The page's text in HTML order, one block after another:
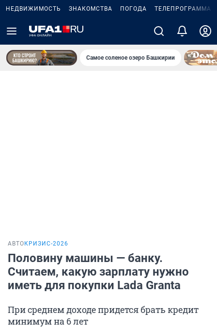
НЕДВИЖИМОСТЬ ЗНАКОМСТВА ПОГОДА ТЕЛЕПРОГРАММА
Самое соленое озеро Башкирии
АВТО КРИЗИС-2026
Половину машины — банку.
Считаем, какую зарплату нужно
иметь для покупки Lada Granta
При среднем доходе придется брать кредит
минимум на 6 лет